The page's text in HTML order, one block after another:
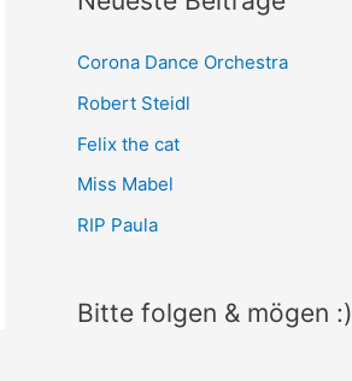
h
:
Corona Dance Orchestra
Robert Steidl
Felix the cat
Miss Mabel
RIP Paula
Bitte folgen & mögen :)